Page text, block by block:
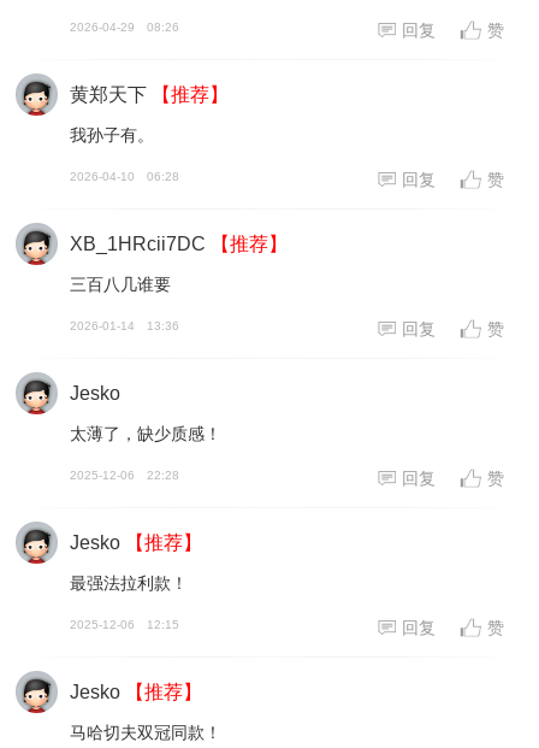
2026-04-29 08:26 回复 赞
黄郑天下 【推荐】
我孙子有。
2026-04-10 06:28 回复 赞
XB_1HRcii7DC 【推荐】
三百八几谁要
2026-01-14 13:36 回复 赞
Jesko
太薄了，缺少质感！
2025-12-06 22:28 回复 赞
Jesko 【推荐】
最强法拉利款！
2025-12-06 12:15 回复 赞
Jesko 【推荐】
马哈切夫双冠同款！